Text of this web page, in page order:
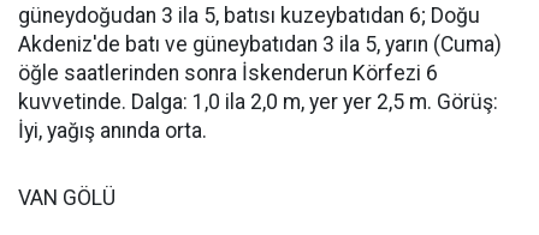
güneydoğudan 3 ila 5, batısı kuzeybatıdan 6; Doğu
Akdeniz'de batı ve güneybatıdan 3 ila 5, yarın (Cuma)
öğle saatlerinden sonra İskenderun Körfezi 6
kuvvetinde. Dalga: 1,0 ila 2,0 m, yer yer 2,5 m. Görüş:
İyi, yağış anında orta.
VAN GÖLÜ